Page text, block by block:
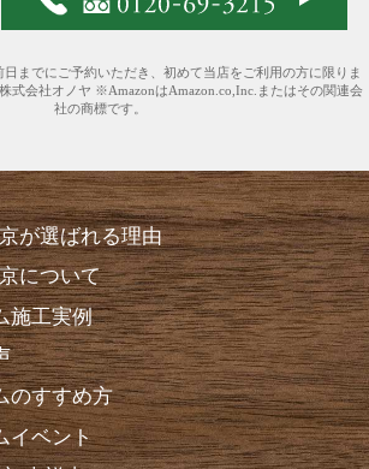
までにご予約いただき、初めて当店をご利用の方に限りま
式会社オノヤ ※AmazonはAmazon.co,Inc.またはその関連会
社の商標です。
が選ばれる理由
について
施工実例
のすすめ方
イベント